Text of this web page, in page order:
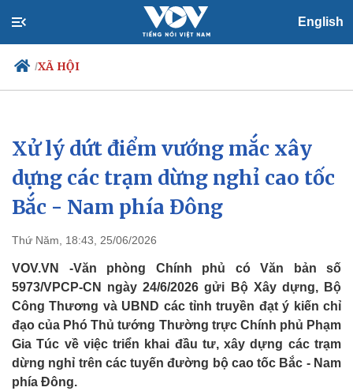
English
/XÃ HỘI
Chính trị
Đảng
Tổ chức nhân sự
Quốc hội
Xã hội
Dự báo thời tiết
Giáo dục
Dấu ấn VOV
Xử lý dứt điểm vướng mắc xây
dựng các trạm dừng nghỉ cao tốc
Bắc - Nam phía Đông
Thứ Năm, 18:43, 25/06/2026
VOV.VN -Văn phòng Chính phủ có Văn bản số
5973/VPCP-CN ngày 24/6/2026 gửi Bộ Xây dựng, Bộ
Công Thương và UBND các tỉnh truyền đạt ý kiến chỉ
đạo của Phó Thủ tướng Thường trực Chính phủ Phạm
Gia Túc về việc triển khai đầu tư, xây dựng các trạm
dừng nghỉ trên các tuyến đường bộ cao tốc Bắc - Nam
phía Đông.